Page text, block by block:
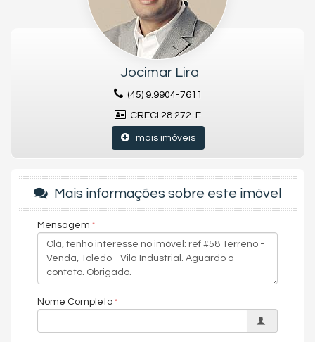
• Área institucional de 22.000 m²
Comércios e serviços próximos: supermercados, padarias,
farmácias, escolas e academias – tudo ao seu alcance
👉 Agende sua visita e conheça todos os detalhes
Jocimar Lira
(45) 9.9904-7611
CRECI 28.272-F
mais imóveis
Mais informações sobre este imóvel
Mensagem
Nome Completo